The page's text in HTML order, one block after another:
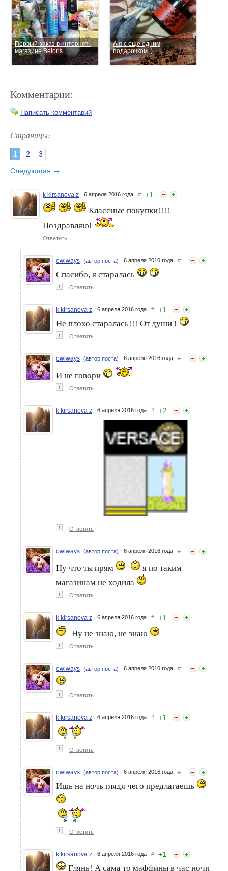
Первый заказ в интернет-
магазине Beloris
А я с еще одним
подарочком :)
А я получила посылку от
Вот и я пополнила свои
запасы
Актрисы мыльных опер
прошлых лет: тогда и
Комментарии:
Написать комментарий
Страницы:
1 2 3
Следующая →
k kirsanova z 6 апреля 2016 года # +1
Классные покупки!!!!
Поздравляю!
Ответить
owlways (автор поста) 6 апреля 2016 года #
Спасибо, я старалась
↑ Ответить
k kirsanova z 6 апреля 2016 года # +1
Не плохо старалась!!! От души !
↑ Ответить
owlways (автор поста) 6 апреля 2016 года #
И не говори
↑ Ответить
k kirsanova z 6 апреля 2016 года # +2
↑ Ответить
owlways (автор поста) 6 апреля 2016 года #
Ну что ты прям
я по таким
магазинам не ходила
↑ Ответить
k kirsanova z 6 апреля 2016 года # +1
Ну не знаю, не знаю
↑ Ответить
owlways (автор поста) 6 апреля 2016 года #
↑ Ответить
k kirsanova z 6 апреля 2016 года # +1
↑ Ответить
owlways (автор поста) 6 апреля 2016 года #
Ишь на ночь глядя чего предлагаешь
↑ Ответить
k kirsanova z 6 апреля 2016 года # +1
Глянь! А сама то маффины в час ночи